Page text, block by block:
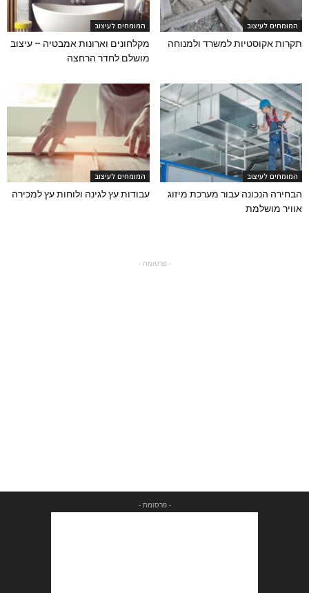
המומחים לעיצוב
תקרות אקוסטיות למשרד ולמנוחה
המומחים לעיצוב
מקלחונים וארונות אמבטיה – עיצוב
מושלם לחדר הרחצה
המומחים לעיצוב
הבחירה הנכונה עבור מערכת מיזוג
אוויר מושלמת
המומחים לעיצוב
עבודות עץ לגינה ולוחות עץ למכירה
- פרסומת -
- פרסומת -